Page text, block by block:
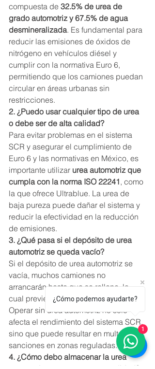
compuesta de 32.5% de urea de
grado automotriz y 67.5% de agua
desmineralizada. Es fundamental para
reducir las emisiones de óxidos de
nitrógeno en vehículos diésel y
cumplir con la normativa Euro 6,
permitiendo que los camiones puedan
circular en áreas urbanas sin
restricciones.
2. ¿Puedo usar cualquier tipo de urea
o debe ser de alta calidad?
Para evitar problemas en el sistema
SCR y asegurar el cumplimiento de
Euro 6 y las normativas en México, es
importante utilizar urea automotriz que
cumpla con la norma ISO 22241, como
la que ofrece Ultrablue. La urea de
baja pureza puede dañar el sistema y
reducir la efectividad en la reducción
de emisiones.
3. ¿Qué pasa si el depósito de urea
automotriz se queda vacío?
Si el depósito de urea automotriz se
vacía, muchos camiones no
arrancarán hasta que se rellene, lo
cual previene emisiones excesivas.
Operar sin urea automotriz no solo
afecta el rendimiento del sistema SCR,
sino que puede resultar en multas y
sanciones en zonas reguladas.
4. ¿Cómo debo almacenar la urea
¿Cómo podemos ayudarte?
1